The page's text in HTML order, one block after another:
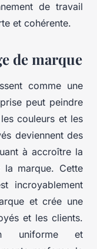
de travail
et cohérente.
de marque
comme une
peut peindre
couleurs et les
deviennent des
à accroître la
la marque. Cette
incroyablement
et crée une
et les clients.
uniforme et